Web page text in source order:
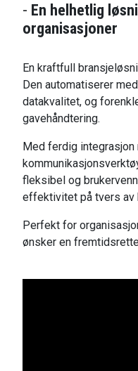
- En helhetlig
organisasjoner
En kraftfull
Den automatiserer
datakvalitet, og
gavehåndtering.
Med ferdig
fleksibel og
effektivitet på tvers av
Perfekt for
ønsker en